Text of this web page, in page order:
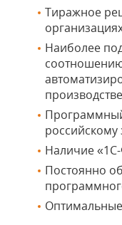
Тиражное
Наиболее
Программный
российскому
Наличие
Постоянно